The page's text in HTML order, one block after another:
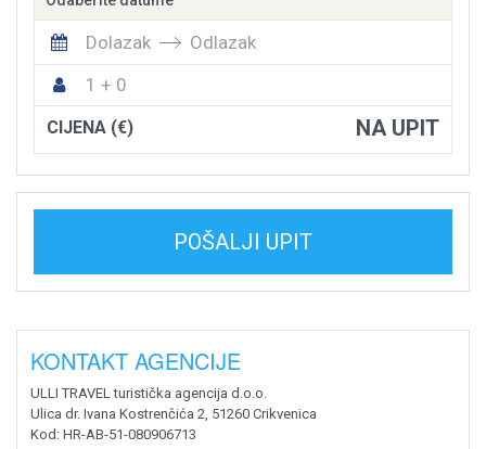
Dolazak
Odlazak
1 + 0
CIJENA (€) NA UPIT
POŠALJI UPIT
KONTAKT AGENCIJE
ULLI TRAVEL turistička agencija d.o.o.
Ulica dr. Ivana Kostrenčića 2, 51260 Crikvenica
Kod: HR-AB-51-080906713